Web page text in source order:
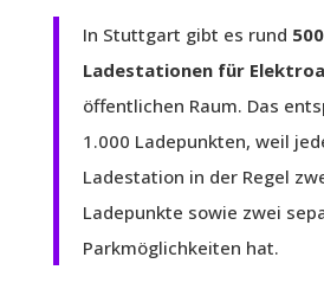
In Stuttgart gibt es rund 500
Ladestationen für
öffentlichen Raum. Das
1.000 Ladepunkten, weil
Ladestation in der Regel
Ladepunkte sowie zwei
Parkmöglichkeiten hat.